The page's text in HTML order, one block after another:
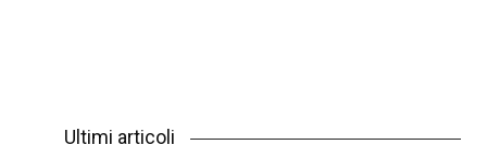
Ultimi articoli